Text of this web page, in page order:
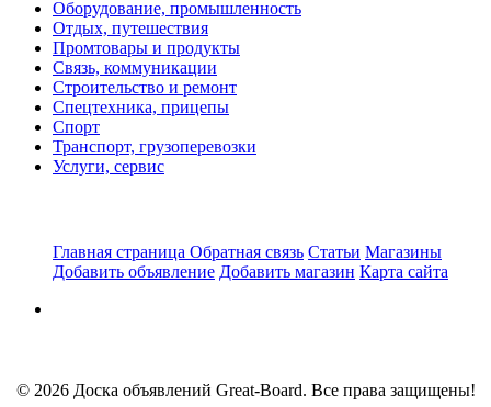
Оборудование, промышленность
Отдых, путешествия
Промтовары и продукты
Связь, коммуникации
Строительство и ремонт
Спецтехника, прицепы
Спорт
Транспорт, грузоперевозки
Услуги, сервис
Главная страница Обратная связь Статьи Магазины
Добавить объявление Добавить магазин Карта сайта
© 2026 Доска объявлений Great-Board. Все права защищены!